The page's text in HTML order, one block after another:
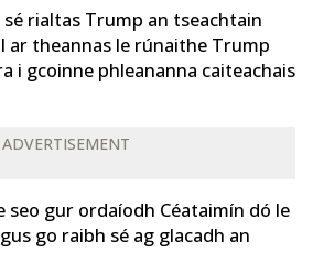
sé rialtas Trump an tseachtain
ar theannas le rúnaithe Trump
i gcoinne phleananna caiteachais
ADVERTISEMENT
seo gur ordaíodh Céataimín dó le
go raibh sé ag glacadh an